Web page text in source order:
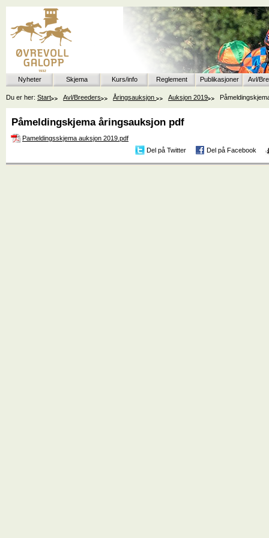
Nyheter Skjema Kurs/info Reglement Publikasjoner Avl/
Du er her: Start Avl/Breeders Åringsauksjon Auksjon 2019
Påmeldingskjema åringsauksjon pdf
Pameldingsskjema auksjon 2019.pdf
Del på Twitter
Del på Facebook